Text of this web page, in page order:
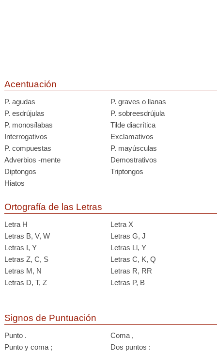
Acentuación
P. agudas
P. graves o llanas
P. esdrújulas
P. sobreesdrújula
P. monosílabas
Tilde diacrítica
Interrogativos
Exclamativos
P. compuestas
P. mayúsculas
Adverbios -mente
Demostrativos
Diptongos
Triptongos
Hiatos
Ortografía de las Letras
Letra H
Letra X
Letras B, V, W
Letras G, J
Letras I, Y
Letras Ll, Y
Letras Z, C, S
Letras C, K, Q
Letras M, N
Letras R, RR
Letras D, T, Z
Letras P, B
Signos de Puntuación
Punto .
Coma ,
Punto y coma ;
Dos puntos :